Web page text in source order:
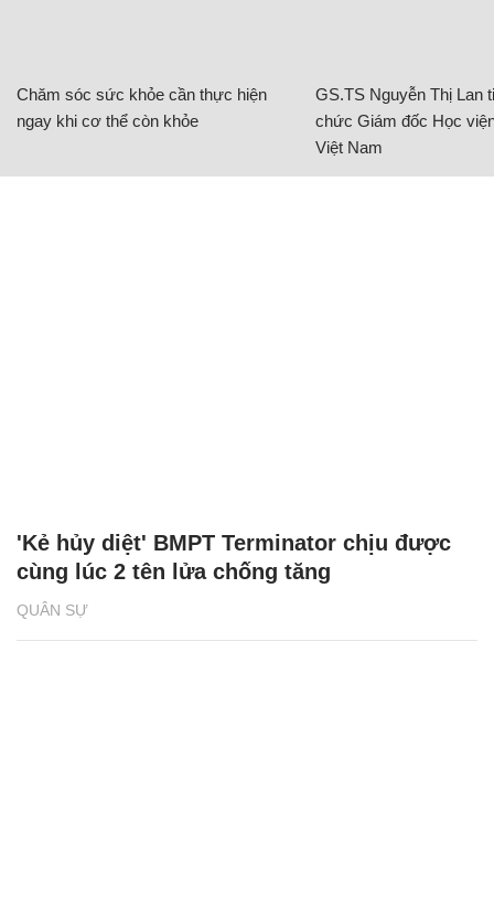
Chăm sóc sức khỏe cần thực hiện
ngay khi cơ thể còn khỏe
GS.TS Nguyễn Thị Lan
chức Giám đốc Học
Việt Nam
QUÂN SỰ
'Kẻ hủy diệt' BMPT Terminator chịu được
cùng lúc 2 tên lửa chống tăng